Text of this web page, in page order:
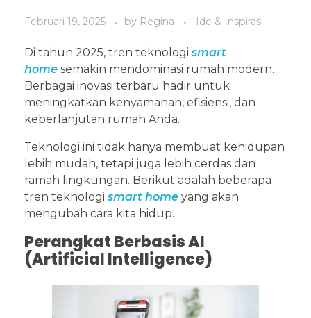
Februari 19, 2025 by Regina Ide & Inspirasi
Di tahun 2025, tren teknologi smart
home semakin mendominasi rumah modern.
Berbagai inovasi terbaru hadir untuk
meningkatkan kenyamanan, efisiensi, dan
keberlanjutan rumah Anda.
Teknologi ini tidak hanya membuat kehidupan
lebih mudah, tetapi juga lebih cerdas dan
ramah lingkungan. Berikut adalah beberapa
tren teknologi smart home yang akan
mengubah cara kita hidup.
Perangkat Berbasis AI
(Artificial Intelligence)